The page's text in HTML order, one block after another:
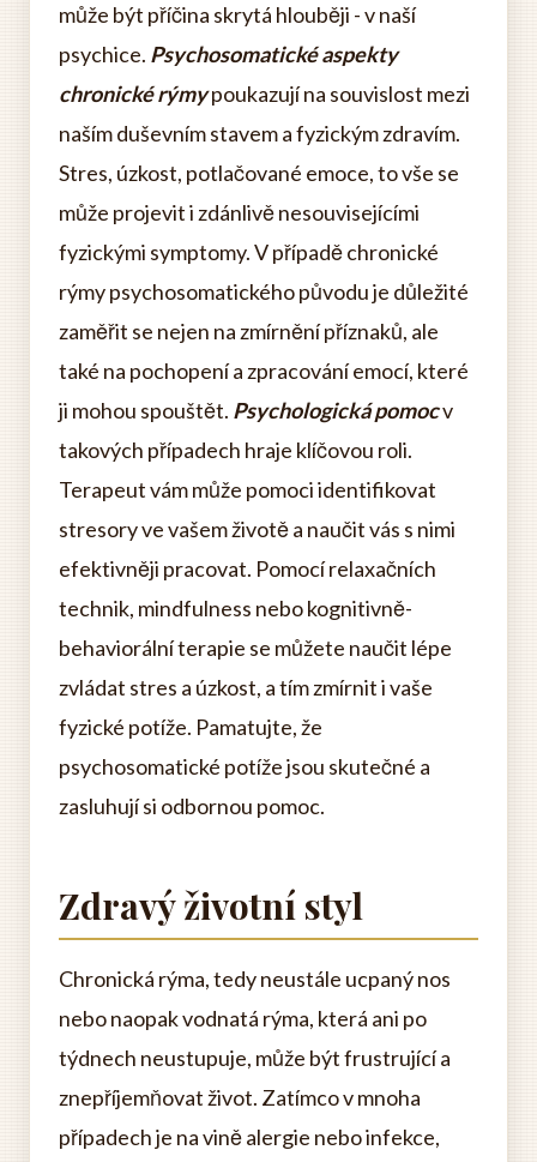
může být příčina skrytá hlouběji - v naší
psychice. Psychosomatické aspekty
chronické rýmypoukazují na souvislost mezi
naším duševním stavem a fyzickým zdravím.
Stres, úzkost, potlačované emoce, to vše se
může projevit i zdánlivě nesouvisejícími
fyzickými symptomy. V případě chronické
rýmy psychosomatického původu je důležité
zaměřit se nejen na zmírnění příznaků, ale
také na pochopení a zpracování emocí, které
ji mohou spouštět. Psychologická pomocv
takových případech hraje klíčovou roli.
Terapeut vám může pomoci identifikovat
stresory ve vašem životě a naučit vás s nimi
efektivněji pracovat. Pomocí relaxačních
technik, mindfulness nebo kognitivně-
behaviorální terapie se můžete naučit lépe
zvládat stres a úzkost, a tím zmírnit i vaše
fyzické potíže. Pamatujte, že
psychosomatické potíže jsou skutečné a
zasluhují si odbornou pomoc.
Zdravý životní styl
Chronická rýma, tedy neustále ucpaný nos
nebo naopak vodnatá rýma, která ani po
týdnech neustupuje, může být frustrující a
znepříjemňovat život. Zatímco v mnoha
případech je na vině alergie nebo infekce,